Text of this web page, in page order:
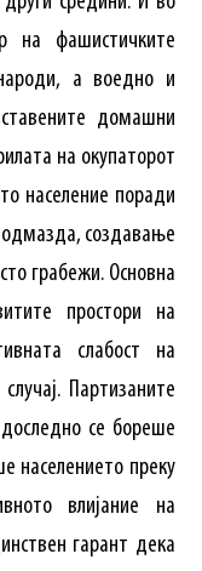
на фашистичките
а воедно и
домашни
на окупаторот
население поради
создавање
грабежи. Основна
простори на
слабост на
Партизаните
се бореше
населението преку
влијание на
гарант дека